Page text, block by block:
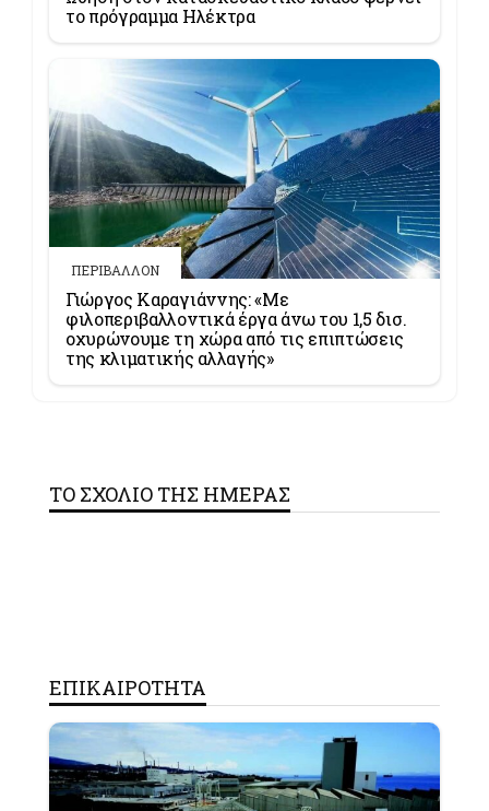
το πρόγραμμα Ηλέκτρα
ΠΕΡΙΒΑΛΛΟΝ
Γιώργος Καραγιάννης: «Με
φιλοπεριβαλλοντικά έργα άνω του 1,5 δισ.
οχυρώνουμε τη χώρα από τις επιπτώσεις
της κλιματικής αλλαγής»
ΤΟ ΣΧΟΛΙΟ ΤΗΣ ΗΜΕΡΑΣ
ΕΠΙΚΑΙΡΟΤΗΤΑ